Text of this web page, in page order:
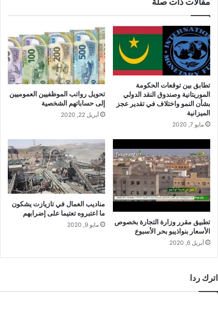
تطابق بين توقعات الحكومة
الموريتانية وصندوق النقد الدولي
بشأن النمو واختلاف في تقدير عجز
الميزانية
مايو 7, 2020
تحويل رواتب الموظفيين العموميين
إلى حساباتهم الشخصية
أبريل 22, 2020
تطبيق مقرر وزارة التجارة بخصوص
الأسعار بنواذيبو بحر الأسبوع
أبريل 6, 2020
مناديب العمال في تازيازت يشكون
ما اعتبروه تعتيما على إضرابهم
مايو 9, 2020
اترك ردا